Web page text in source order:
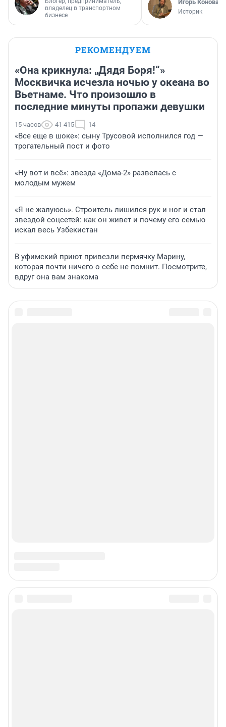
владелец в транспортном
бизнесе
Игорь
Историк
РЕКОМЕНДУЕМ
«Она крикнула: „Дядя Боря!“»
Москвичка исчезла ночью у океана во
Вьетнаме. Что произошло в
последние минуты пропажи девушки
15 часов 41 415 14
«Все еще в шоке»: сыну Трусовой исполнился год —
трогательный пост и фото
«Ну вот и всё»: звезда «Дома-2» развелась с
молодым мужем
«Я не жалуюсь». Строитель лишился рук и ног и стал
звездой соцсетей: как он живет и почему его семью
искал весь Узбекистан
В уфимский приют привезли пермячку Марину,
которая почти ничего о себе не помнит. Посмотрите,
вдруг она вам знакома